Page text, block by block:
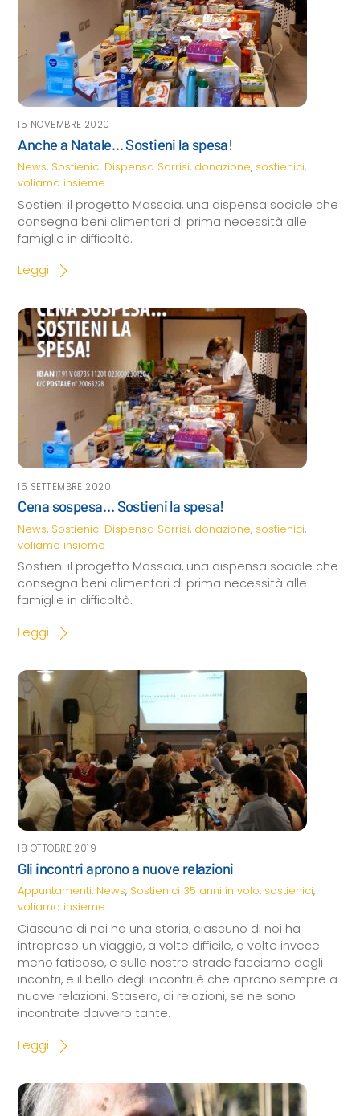
15 NOVEMBRE 2020
Anche a Natale… Sostieni la spesa!
News, Sostienici Dispensa Sorrisi, donazione, sostienici,
voliamo insieme
Sostieni il progetto Massaia, una dispensa sociale che
consegna beni alimentari di prima necessità alle
famiglie in difficoltà.
Leggi
15 SETTEMBRE 2020
Cena sospesa… Sostieni la spesa!
News, Sostienici Dispensa Sorrisi, donazione, sostienici,
voliamo insieme
Sostieni il progetto Massaia, una dispensa sociale che
consegna beni alimentari di prima necessità alle
famiglie in difficoltà.
Leggi
18 OTTOBRE 2019
Gli incontri aprono a nuove relazioni
Appuntamenti, News, Sostienici 35 anni in volo, sostienici,
voliamo insieme
Ciascuno di noi ha una storia, ciascuno di noi ha
intrapreso un viaggio, a volte difficile, a volte invece
meno faticoso, e sulle nostre strade facciamo degli
incontri, e il bello degli incontri è che aprono sempre a
nuove relazioni. Stasera, di relazioni, se ne sono
incontrate davvero tante.
Leggi